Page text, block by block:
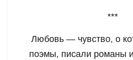
***
Любовь — чувство, о
поэмы, писали романы